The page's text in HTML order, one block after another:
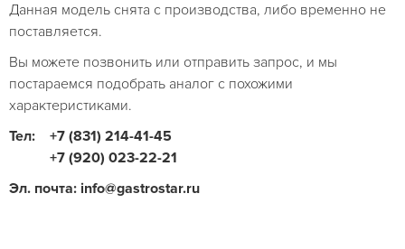
Данная модель снята с производства, либо временно не
поставляется.
Вы можете позвонить или отправить запрос, и мы
постараемся подобрать аналог с похожими
характеристиками.
Тел:
+7 (831) 214-41-45
+7 (920) 023-22-21
Эл. почта: info@gastrostar.ru